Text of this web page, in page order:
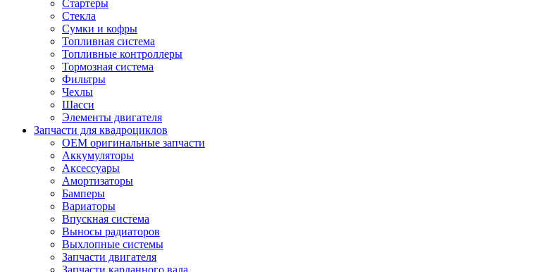
Стартеры
Стекла
Сумки и кофры
Топливная система
Топливные контроллеры
Тормозная система
Фильтры
Чехлы
Шасси
Элементы двигателя
Запчасти для квадроциклов
OEM оригинальные запчасти
Аккумуляторы
Аксессуары
Амортизаторы
Бамперы
Вариаторы
Впускная система
Выносы радиаторов
Выхлопные системы
Запчасти двигателя
Запчасти карданного вала